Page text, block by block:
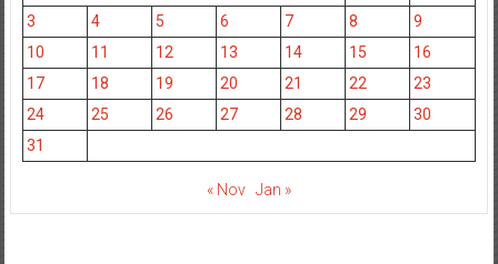
3
4 5 6 7 8
9
10
11 12 13 14 15
16
17
18 19 20 21 22
23
24
25 26 27 28 29
30
31
« Nov Jan »